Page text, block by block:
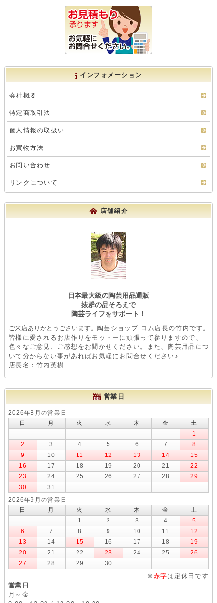
インフォメーション
会社概要
特定商取引法
個人情報の取扱い
お買物方法
お問い合わせ
リンクについて
店舗紹介
日本最大級の陶芸用品通販
抜群の品そろえで
陶芸ライフをサポート！
ご来店ありがとうございます。 陶芸ショップ.コム店長の竹内です。
皆様に愛されるお店作りをモットーに頑張って参りますので、
色々なご意見、ご感想をお聞かせください。また、陶芸用品につ
いて分からない事があればお気軽にお問合せください♪
店長名：竹内英樹
営業日
2026年8月の営業日
日
月 火 水 木 金
土
1
2
3 4 5 6 7
8
9
10 11 12 13 14
15
16
17 18 19 20 21
22
23
24 25 26 27 28
29
30
31
2026年9月の営業日
日
月 火 水 木 金
土
1
2 3 4
5
6
7 8 9 10 11
12
13
14 15 16 17 18
19
20
21 22 23 24 25
26
27
28 29 30
※ 赤字は定休日です
営業日
月～金